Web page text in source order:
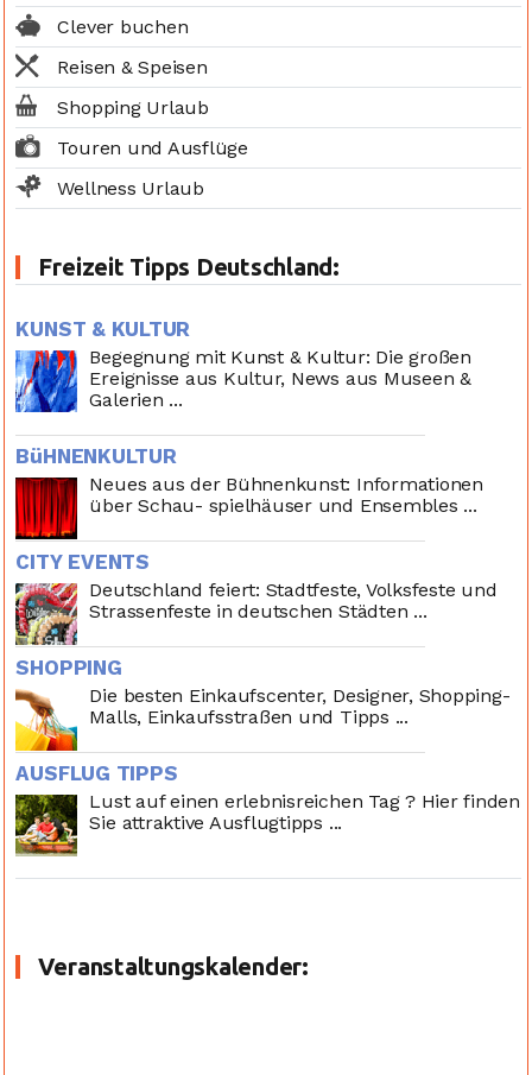
Clever buchen
Reisen & Speisen
Shopping Urlaub
Touren und Ausflüge
Wellness Urlaub
Freizeit Tipps Deutschland:
KUNST & KULTUR
Begegnung mit Kunst & Kultur: Die großen
Ereignisse aus Kultur, News aus Museen &
Galerien ...
BüHNENKULTUR
Neues aus der Bühnenkunst: Informationen
über Schau- spielhäuser und Ensembles ...
CITY EVENTS
Deutschland feiert: Stadtfeste, Volksfeste und
Strassenfeste in deutschen Städten ...
SHOPPING
Die besten Einkaufscenter, Designer, Shopping-
Malls, Einkaufsstraßen und Tipps ...
AUSFLUG TIPPS
Lust auf einen erlebnisreichen Tag ? Hier finden
Sie attraktive Ausflugtipps ...
Veranstaltungskalender: